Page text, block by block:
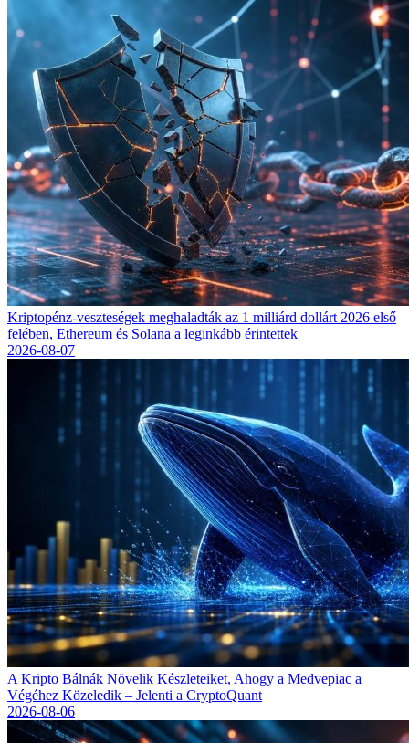
Kriptopénz-veszteségek meghaladták az 1 milliárd dollárt 2026 első
felében, Ethereum és Solana a leginkább érintettek
2026-08-07
A Kripto Bálnák Növelik Készleteiket, Ahogy a Medvepiac a
Végéhez Közeledik – Jelenti a CryptoQuant
2026-08-06